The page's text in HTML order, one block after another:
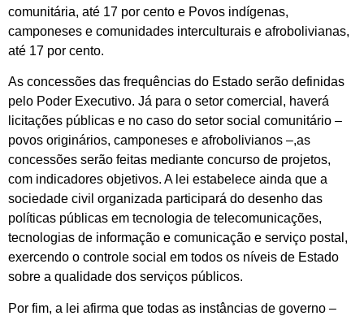
comunitária, até 17 por cento e Povos indígenas,
camponeses e comunidades interculturais e afrobolivianas,
até 17 por cento.
As concessões das frequências do Estado serão definidas
pelo Poder Executivo. Já para o setor comercial, haverá
licitações públicas e no caso do setor social comunitário –
povos originários, camponeses e afrobolivianos –,as
concessões serão feitas mediante concurso de projetos,
com indicadores objetivos. A lei estabelece ainda que a
sociedade civil organizada participará do desenho das
políticas públicas em tecnologia de telecomunicações,
tecnologias de informação e comunicação e serviço postal,
exercendo o controle social em todos os níveis de Estado
sobre a qualidade dos serviços públicos.
Por fim, a lei afirma que todas as instâncias de governo –